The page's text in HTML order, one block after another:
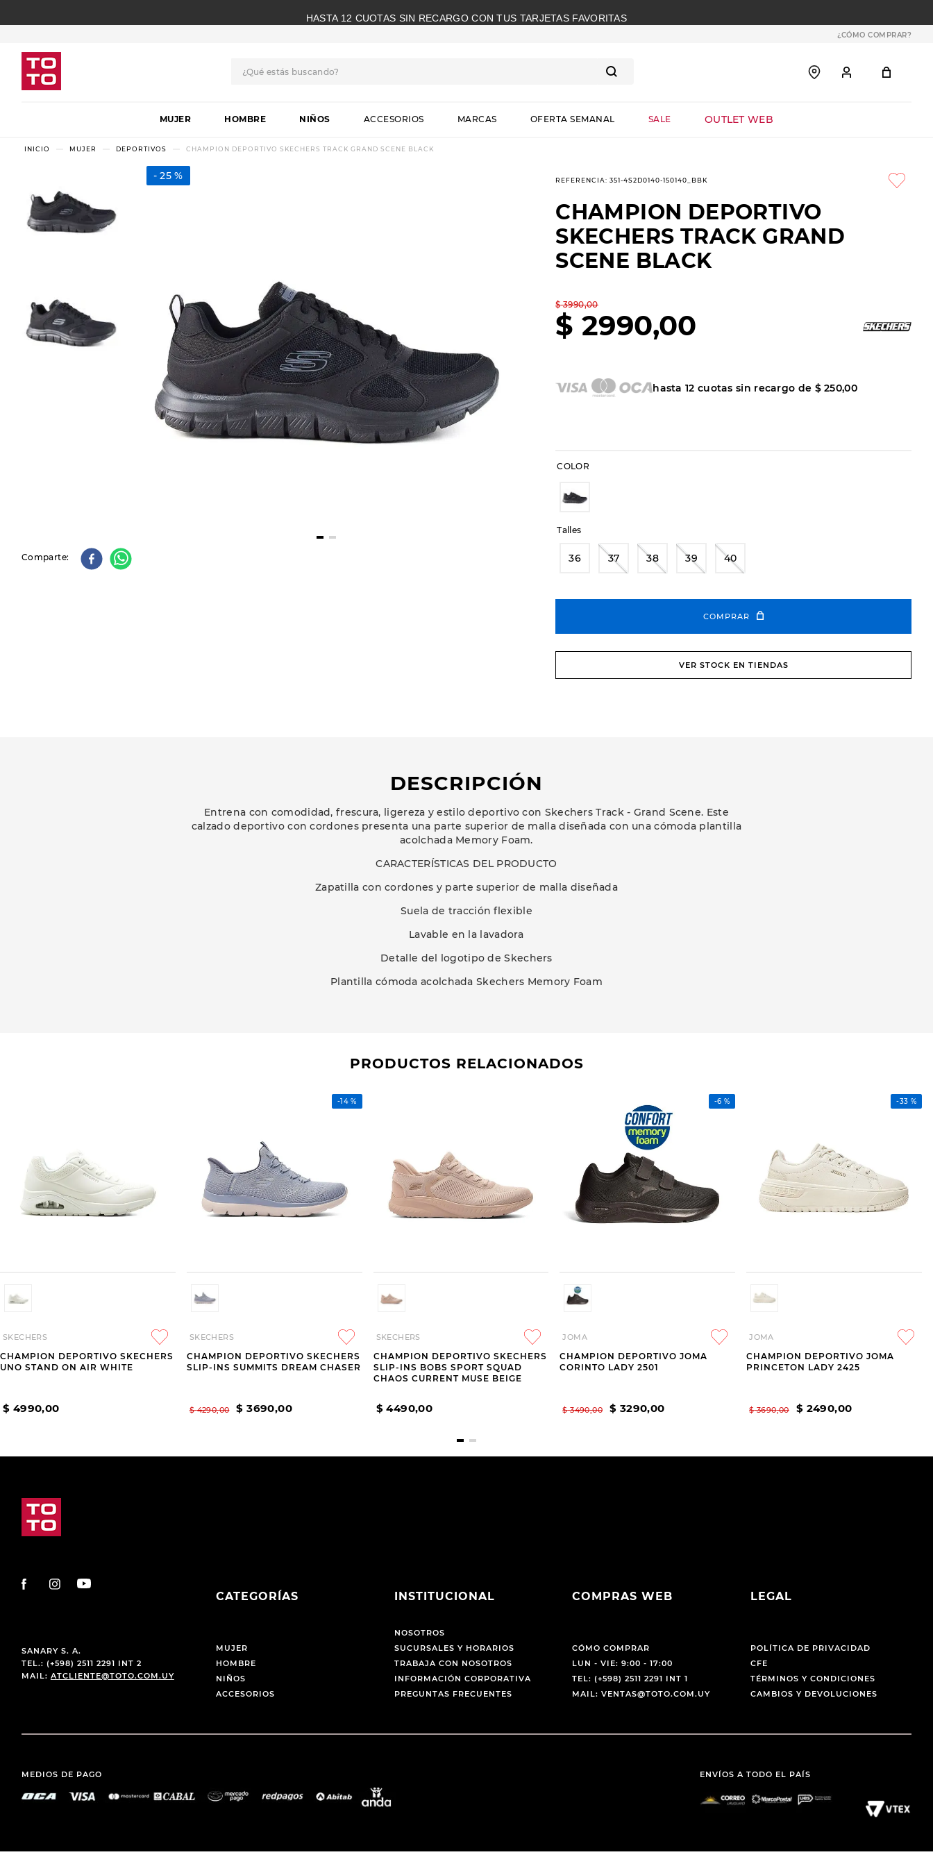
HASTA 12 CUOTAS SIN RECARGO CON TUS TARJETAS FAVORITAS
¿CÓMO COMPRAR?
MUJER HOMBRE NIÑOS ACCESORIOS MARCAS OFERTA SEMANAL SALE OUTLET WEB
MUJER DEPORTIVOS CHAMPION DEPORTIVO SKECHERS TRACK GRAND SCENE BLACK
25 %
Comparte
REFERENCIA:351-4S2D0140-150140_BBK
CHAMPION DEPORTIVO
SKECHERS TRACK GRAND
SCENE BLACK
$ 3990,00
$ 2990,00
hasta12 cuotas sin recargo de $ 250,00
COLOR
Talles
36 37 38 39 40
COMPRAR
VER STOCK EN TIENDAS
DESCRIPCIÓN
Entrena con comodidad, frescura, ligereza y estilo deportivo con Skechers Track - Grand Scene. Este
calzado deportivo con cordones presenta una parte superior de malla diseñada con una cómoda plantilla
acolchada Memory Foam.
CARACTERÍSTICAS DEL PRODUCTO
Zapatilla con cordones y parte superior de malla diseñada
Suela de tracción flexible
Lavable en la lavadora
Detalle del logotipo de Skechers
Plantilla cómoda acolchada Skechers Memory Foam
PRODUCTOS RELACIONADOS
SKECHERS
CHAMPION DEPORTIVO SKECHERS
UNO STAND ON AIR WHITE
$ 4990,00
-14 %
SKECHERS
CHAMPION DEPORTIVO SKECHERS
SLIP-INS SUMMITS DREAM CHASER
$ 4290,00 $ 3690,00
SKECHERS
CHAMPION DEPORTIVO SKECHERS
SLIP-INS BOBS SPORT SQUAD
CHAOS CURRENT MUSE BEIGE
$ 4490,00
-6 %
JOMA
CHAMPION DEPORTIVO JOMA
CORINTO LADY 2501
$ 3490,00 $ 3290,00
-33 %
JOMA
CHAMPION DEPORTIVO JOMA
PRINCETON LADY 2425
$ 3690,00 $ 2490,00
SANARY S. A.
TEL.: (+598) 2511 2291 INT 2
MAIL: ATCLIENTE@TOTO.COM.UY
CATEGORÍAS
MUJER
HOMBRE
NIÑOS
ACCESORIOS
INSTITUCIONAL
NOSOTROS
SUCURSALES Y HORARIOS
TRABAJA CON NOSOTROS
INFORMACIÓN CORPORATIVA
PREGUNTAS FRECUENTES
COMPRAS WEB
CÓMO COMPRAR
LUN - VIE: 9:00 - 17:00
TEL: (+598) 2511 2291 INT 1
MAIL: VENTAS@TOTO.COM.UY
LEGAL
POLÍTICA DE PRIVACIDAD
CFE
TÉRMINOS Y CONDICIONES
CAMBIOS Y DEVOLUCIONES
MEDIOS DE PAGO ENVÍOS A TODO EL PAÍS
1.
botas
.
skechers
3.
9
slip-ins
10. botas dama